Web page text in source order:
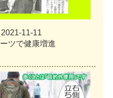
2021-11-11
ーツで健康増進